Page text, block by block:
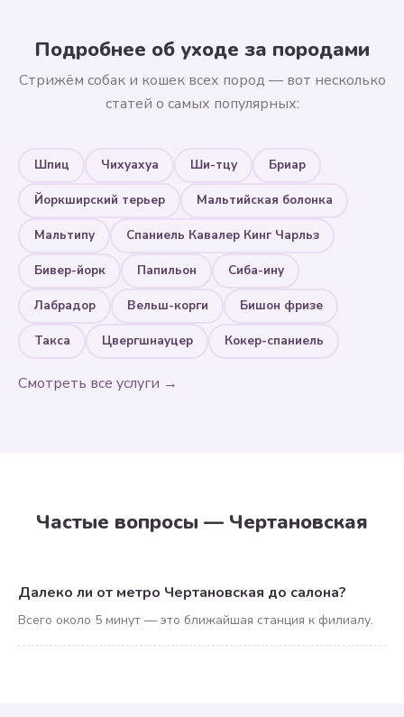
Подробнее об уходе за породами
Стрижём собак и кошек всех пород — вот несколько
статей о самых популярных:
Шпиц Чихуахуа Ши-тцу Бриар
Йоркширский терьер Мальтийская болонка
Мальтипу Спаниель Кавалер Кинг Чарльз
Бивер-йорк Папильон Сиба-ину
Лабрадор Вельш-корги Бишон фризе
Такса Цвергшнауцер Кокер-спаниель
Смотреть все услуги →
Частые вопросы — Чертановская
Далеко ли от метро Чертановская до салона?
Всего около 5 минут — это ближайшая станция к филиалу.